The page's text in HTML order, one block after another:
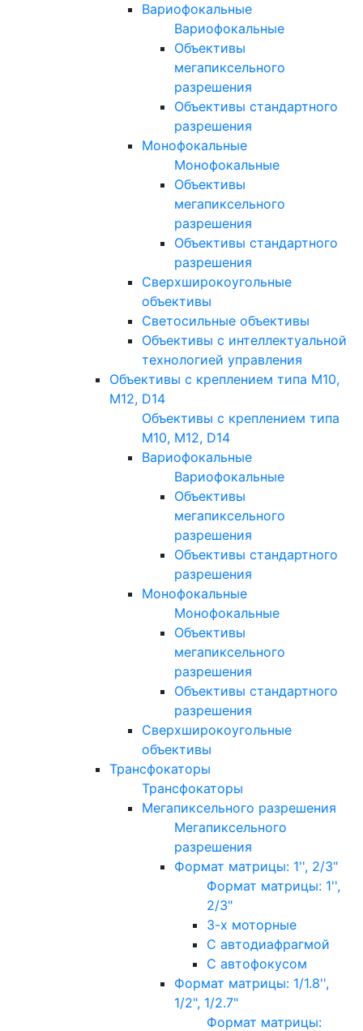
Вариофокальные
Вариофокальные
Объективы
мегапиксельного
разрешения
Объективы стандартного
разрешения
Монофокальные
Монофокальные
Объективы
мегапиксельного
разрешения
Объективы стандартного
разрешения
Сверхширокоугольные
объективы
Светосильные объективы
Объективы с интеллектуальной
технологией управления
Объективы с креплением типа M10,
M12, D14
Объективы с креплением типа
M10, M12, D14
Вариофокальные
Вариофокальные
Объективы
мегапиксельного
разрешения
Объективы стандартного
разрешения
Монофокальные
Монофокальные
Объективы
мегапиксельного
разрешения
Объективы стандартного
разрешения
Сверхширокоугольные
объективы
Трансфокаторы
Трансфокаторы
Мегапиксельного разрешения
Мегапиксельного
разрешения
Формат матрицы: 1'', 2/3"
Формат матрицы: 1'',
2/3"
3-х моторные
С автодиафрагмой
С автофокусом
Формат матрицы: 1/1.8'',
1/2", 1/2.7"
Формат матрицы: